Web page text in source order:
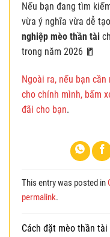
Nếu bạn đang tìm
vừa ý nghĩa vừa dễ
nghiệp mèo thần tài
trong năm 2026 🧧
Ngoài ra, nếu bạn
cho chính mình, bấm
đãi cho bạn.
This entry was posted in
permalink.
Cách đặt mèo thần tài